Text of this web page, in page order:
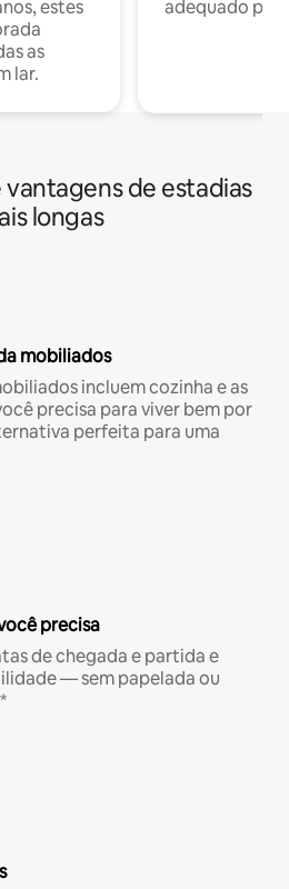
estes
as
lar.
adequado
de estadias
longas
mobiliados
incluem cozinha e as
precisa para viver bem por
perfeita para uma
precisa
de chegada e partida e
— sem papelada ou